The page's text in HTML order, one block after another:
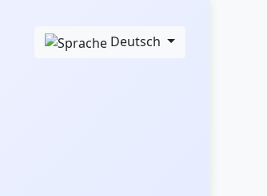
Deutsch